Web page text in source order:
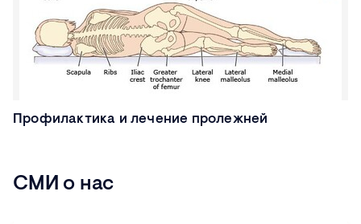
Профилактика и лечение пролежней
СМИ о нас